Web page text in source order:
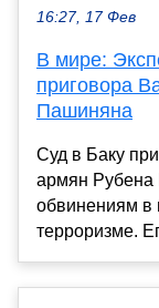
16:27, 17 Фев
В мире:
приговора
Пашиняна
Суд в Баку
армян Рубена
обвинениям в
терроризме.